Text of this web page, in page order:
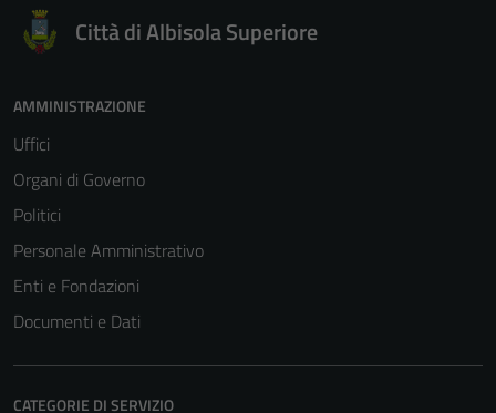
Città di Albisola Superiore
AMMINISTRAZIONE
Uffici
Organi di Governo
Politici
Personale Amministrativo
Enti e Fondazioni
Documenti e Dati
CATEGORIE DI SERVIZIO